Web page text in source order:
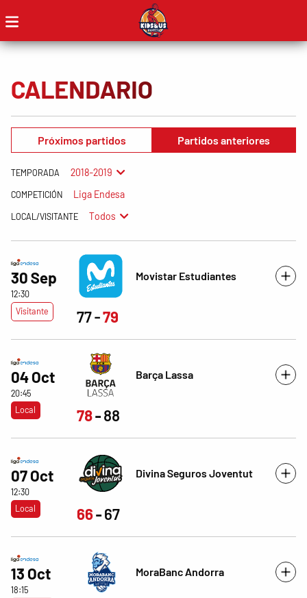
CALENDARIO
Próximos partidos Partidos anteriores
TEMPORADA 2018-2019
COMPETICIÓN Liga Endesa
LOCAL/VISITANTE Todos
30 Sep
12:30
Visitante
Movistar Estudiantes
77 79
04 Oct
20:45
Local
Barça Lassa
78 88
07 Oct
12:30
Local
Divina Seguros Joventut
66 67
13 Oct
18:15
MoraBanc Andorra